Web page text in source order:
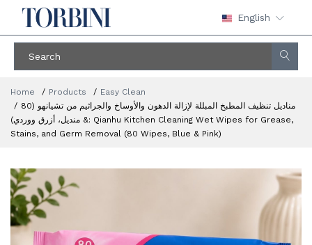
English
Home Products
Easy Clean
مناديل تنظيف المطبخ المبللة لإزالة الدهون والأوساخ والجراثيم من تشيانهو (80
منديل، أزرق ووردي) &: Qianhu Kitchen Cleaning Wet Wipes for Grease,
Stains, and Germ Removal (80 Wipes, Blue & Pink)